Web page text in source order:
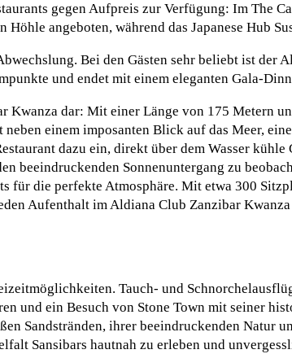
gegen Aufpreis zur Verfügung: Im The
angeboten, während das Japanese Hub
Bei den Gästen sehr beliebt ist der
und endet mit einem eleganten Gala-
dar: Mit einer Länge von 175 Metern
einem imposanten Blick auf das Meer,
dazu ein, direkt über dem Wasser
beeindruckenden Sonnenuntergang zu
für die perfekte Atmosphäre. Mit etwa 300
Aufenthalt im Aldiana Club Zanzibar
Tauch- und
und ein Besuch von Stone Town mit seiner
Sandstränden, ihrer beeindruckenden Natur
Sansibars hautnah zu erleben und